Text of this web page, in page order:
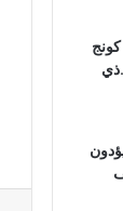
..ذي
يؤدون